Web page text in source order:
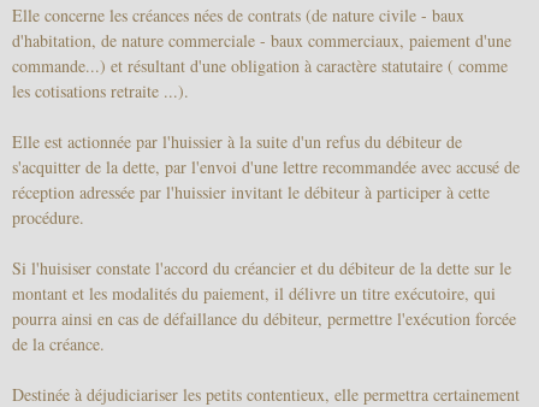
Elle concerne les créances nées de contrats (de nature civile - baux
d'habitation, de nature commerciale - baux commerciaux, paiement d'une
commande...) et résultant d'une obligation à caractère statutaire ( comme
les cotisations retraite ...).
Elle est actionnée par l'huissier à la suite d'un refus du débiteur de
s'acquitter de la dette, par l'envoi d'une lettre recommandée avec accusé de
réception adressée par l'huissier invitant le débiteur à participer à cette
procédure.
Si l'huisiser constate l'accord du créancier et du débiteur de la dette sur le
montant et les modalités du paiement, il délivre un titre exécutoire, qui
pourra ainsi en cas de défaillance du débiteur, permettre l'exécution forcée
de la créance.
Destinée à déjudiciariser les petits contentieux, elle permettra certainement